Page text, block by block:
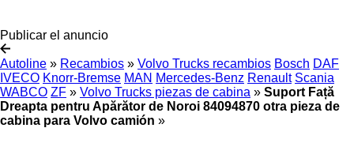
Publicar el anuncio
Autoline » Recambios » Volvo Trucks recambios Bosch DAF
IVECO Knorr-Bremse MAN Mercedes-Benz Renault Scania
WABCO ZF » Volvo Trucks piezas de cabina » Suport Față
Dreapta pentru Apărător de Noroi 84094870 otra pieza de
cabina para Volvo camión »